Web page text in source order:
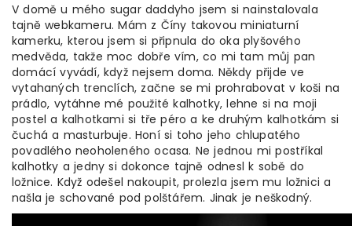
V domě u mého sugar daddyho jsem si nainstalovala
tajně webkameru. Mám z Číny takovou miniaturní
kamerku, kterou jsem si připnula do oka plyšového
medvěda, takže moc dobře vím, co mi tam můj pan
domácí vyvádí, když nejsem doma. Někdy přijde ve
vytahaných trenclích, začne se mi prohrabovat v koši na
prádlo, vytáhne mé použité kalhotky, lehne si na moji
postel a kalhotkami si tře péro a ke druhým kalhotkám si
čuchá a masturbuje. Honí si toho jeho chlupatého
povadlého neoholeného ocasa. Ne jednou mi postříkal
kalhotky a jedny si dokonce tajně odnesl k sobě do
ložnice. Když odešel nakoupit, prolezla jsem mu ložnici a
našla je schované pod polštářem. Jinak je neškodný.